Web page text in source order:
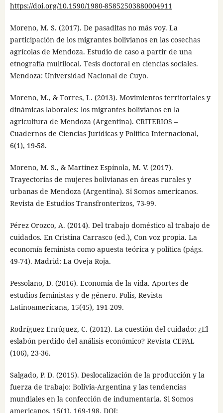
https://doi.org/10.1590/1980-85852503880004911
Moreno, M. S. (2017). De pasaditas no más voy. La
participación de los migrantes bolivianos en las cosechas
agrícolas de Mendoza. Estudio de caso a partir de una
etnografía multilocal. Tesis doctoral en ciencias sociales.
Mendoza: Universidad Nacional de Cuyo.
Moreno, M., & Torres, L. (2013). Movimientos territoriales y
dinámicas laborales: los migrantes bolivianos en la
agricultura de Mendoza (Argentina). CRITERIOS –
Cuadernos de Ciencias Jurídicas y Política Internacional,
6(1), 19-58.
Moreno, M. S., & Martínez Espínola, M. V. (2017).
Trayectorias de mujeres bolivianas en áreas rurales y
urbanas de Mendoza (Argentina). Si Somos americanos.
Revista de Estudios Transfronterizos, 73-99.
Pérez Orozco, A. (2014). Del trabajo doméstico al trabajo de
cuidados. En Cristina Carrasco (ed.), Con voz propia. La
economía feminista como apuesta teórica y política (págs.
49-74). Madrid: La Oveja Roja.
Pessolano, D. (2016). Economía de la vida. Aportes de
estudios feministas y de género. Polis, Revista
Latinoamericana, 15(45), 191-209.
Rodríguez Enríquez, C. (2012). La cuestión del cuidado: ¿El
eslabón perdido del análisis económico? Revista CEPAL
(106), 23-36.
Salgado, P. D. (2015). Deslocalización de la producción y la
fuerza de trabajo: Bolivia-Argentina y las tendencias
mundiales en la confección de indumentaria. Si Somos
americanos, 15(1), 169-198. DOI: